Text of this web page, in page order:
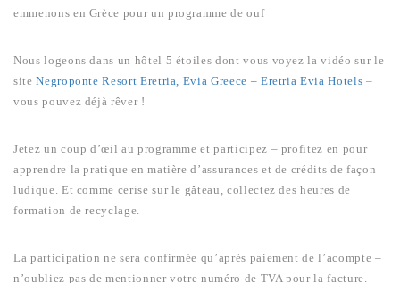
emmenons en Grèce pour un programme de ouf
Nous logeons dans un hôtel 5 étoiles dont vous voyez la vidéo sur le
siteNegroponte Resort Eretria, Evia Greece – Eretria Evia Hotels –
vous pouvez déjà rêver !
Jetez un coup d’œil au programme et participez – profitez en pour
apprendre la pratique en matière d’assurances et de crédits de façon
ludique. Et comme cerise sur le gâteau, collectez des heures de
formation de recyclage.
La participation ne sera confirmée qu’après paiement de l’acompte –
n’oubliez pas de mentionner votre numéro de TVA pour la facture.